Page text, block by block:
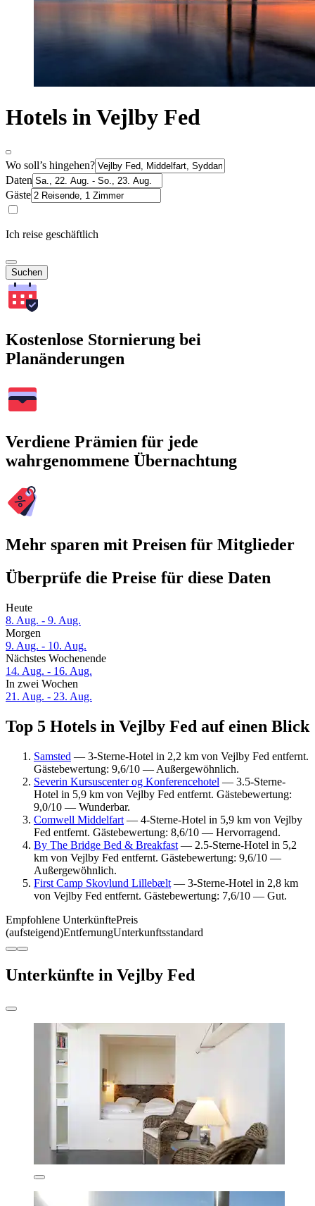
Hotels in Vejlby Fed
Wo soll’s hingehen?
Daten
Gäste
Ich reise geschäftlich
Suchen
Kostenlose Stornierung bei
Planänderungen
Verdiene Prämien für jede
wahrgenommene Übernachtung
Mehr sparen mit Preisen für Mitglieder
Überprüfe die Preise für diese Daten
Heute
8. Aug. - 9. Aug.
Morgen
9. Aug. - 10. Aug.
Nächstes Wochenende
14. Aug. - 16. Aug.
In zwei Wochen
21. Aug. - 23. Aug.
Top 5 Hotels in Vejlby Fed auf einen Blick
Samsted — 3-Sterne-Hotel in 2,2 km von Vejlby Fed entfernt.
Gästebewertung: 9,6/10 — Außergewöhnlich.
Severin Kursuscenter og Konferencehotel — 3.5-Sterne-
Hotel in 5,9 km von Vejlby Fed entfernt. Gästebewertung:
9,0/10 — Wunderbar.
Comwell Middelfart — 4-Sterne-Hotel in 5,9 km von Vejlby
Fed entfernt. Gästebewertung: 8,6/10 — Hervorragend.
By The Bridge Bed & Breakfast — 2.5-Sterne-Hotel in 5,2
km von Vejlby Fed entfernt. Gästebewertung: 9,6/10 —
Außergewöhnlich.
First Camp Skovlund Lillebælt — 3-Sterne-Hotel in 2,8 km
von Vejlby Fed entfernt. Gästebewertung: 7,6/10 — Gut.
Empfohlene UnterkünftePreis
(aufsteigend)EntfernungUnterkunftsstandard
Unterkünfte in Vejlby Fed